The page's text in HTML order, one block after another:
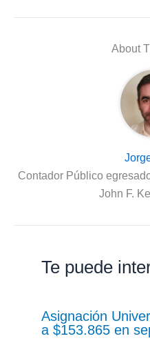
About
Contador Público
John F.
Te puede
Asignación
a $153.865 en